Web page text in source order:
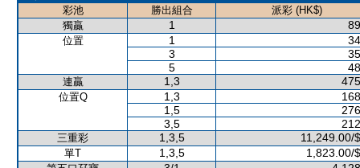
彩池 勝出組合
派彩 (HK$)
獨贏
1
位置 1
3
5
連贏 1,3
位置Q 1,3
1,5
3,5
三重彩 1,3,5 11,249.00/
單T 1,3,5 1,823.00/